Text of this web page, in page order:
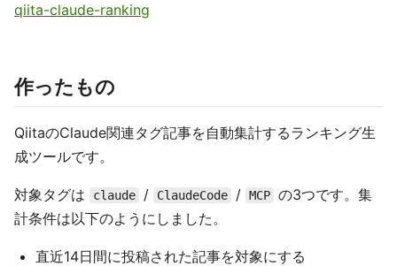
qiita-claude-ranking
作ったもの
QiitaのClaude関連タグ記事を自動集計するランキング生
成ツールです。
対象タグは claude / ClaudeCode / MCP の3つです。集
計条件は以下のようにしました。
直近14日間に投稿された記事を対象にする